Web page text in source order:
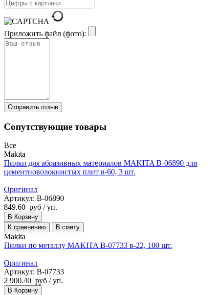
Приложить файл (фото):
Сопутствующие товары
Все
Makita
Пилки для абразивных материалов MAKITA B-06890 для
цементноволокнистых плит в-60, 3 шт.
Оригинал
Артикул: B-06890
849.60 руб / уп.
В Корзину
К сравнению
В смету
Makita
Пилки по металлу MAKITA B-07733 в-22, 100 шт.
Оригинал
Артикул: B-07733
2 900.40 руб / уп.
В Корзину